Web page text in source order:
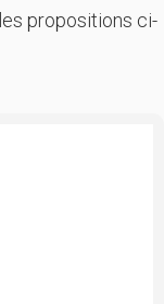
propositions ci-